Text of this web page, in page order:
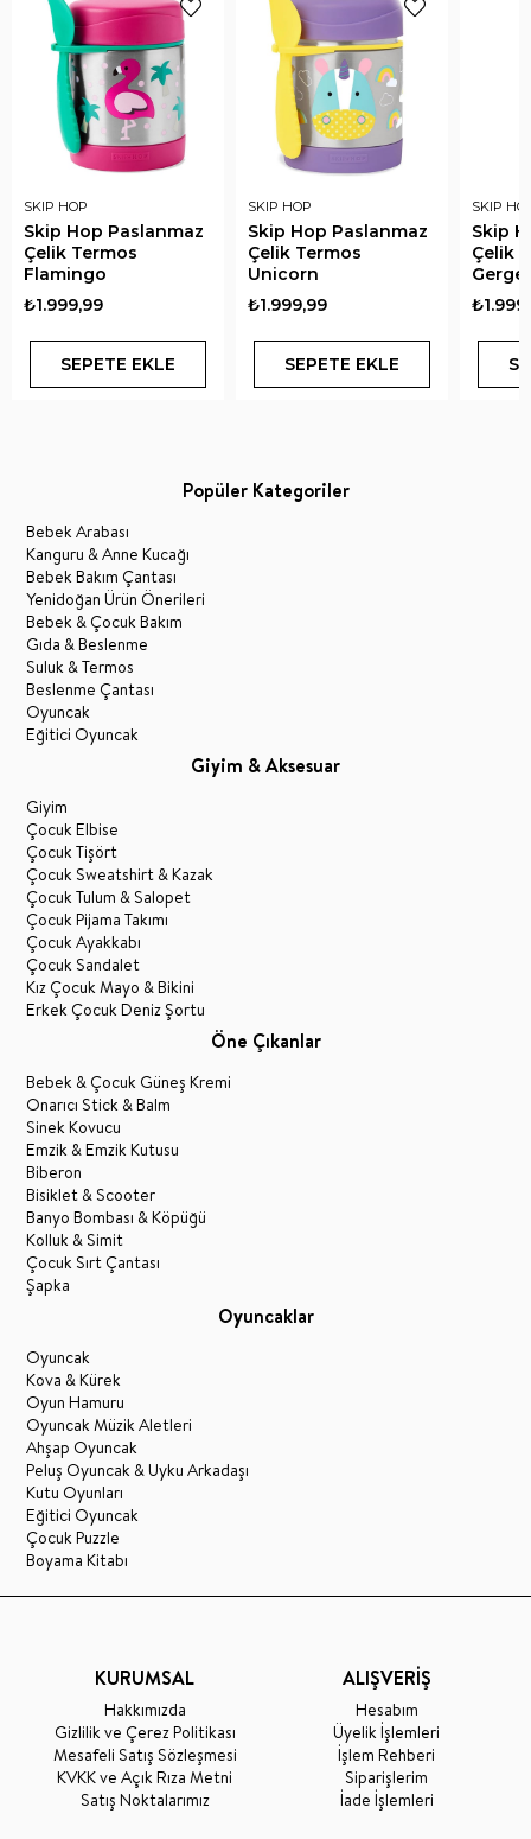
SKIP HOP
Skip Hop Paslanmaz
Çelik Termos
Flamingo
₺1.999,99
SEPETE EKLE
SKIP HOP
Skip Hop Paslanmaz
Çelik Termos
Unicorn
₺1.999,99
SEPETE EKLE
SKIP
Skip
Çelik
Popüler Kategoriler
Bebek Arabası
Kanguru & Anne Kucağı
Bebek Bakım Çantası
Yenidoğan Ürün Önerileri
Bebek & Çocuk Bakım
Gıda & Beslenme
Suluk & Termos
Beslenme Çantası
Oyuncak
Eğitici Oyuncak
Giyim & Aksesuar
Giyim
Çocuk Elbise
Çocuk Tişört
Çocuk Sweatshirt & Kazak
Çocuk Tulum & Salopet
Çocuk Pijama Takımı
Çocuk Ayakkabı
Çocuk Sandalet
Kız Çocuk Mayo & Bikini
Erkek Çocuk Deniz Şortu
Öne Çıkanlar
Bebek & Çocuk Güneş Kremi
Onarıcı Stick & Balm
Sinek Kovucu
Emzik & Emzik Kutusu
Biberon
Bisiklet & Scooter
Banyo Bombası & Köpüğü
Kolluk & Simit
Çocuk Sırt Çantası
Şapka
Oyuncaklar
Oyuncak
Kova & Kürek
Oyun Hamuru
Oyuncak Müzik Aletleri
Ahşap Oyuncak
Peluş Oyuncak & Uyku Arkadaşı
Kutu Oyunları
Eğitici Oyuncak
Çocuk Puzzle
Boyama Kitabı
KURUMSAL
Hakkımızda
Gizlilik ve Çerez Politikası
Mesafeli Satış Sözleşmesi
KVKK ve Açık Rıza Metni
Satış Noktalarımız
ALIŞVERİŞ
Hesabım
Üyelik İşlemleri
İşlem Rehberi
Siparişlerim
İade İşlemleri